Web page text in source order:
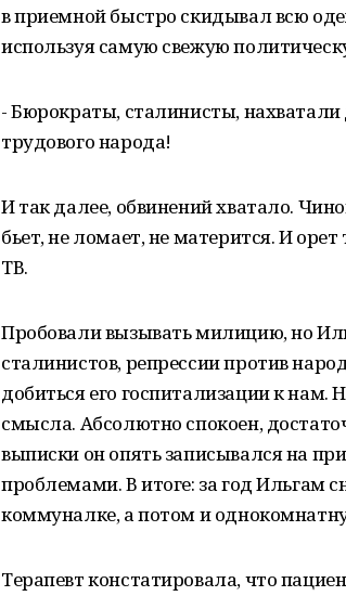
в приемной быстро скидывал всю
используя самую свежую
- Бюрократы, сталинисты,
трудового народа!
И так далее, обвинений хватало.
бьет, не ломает, не матерится. И
ТВ.
Пробовали вызывать милицию, но
сталинистов, репрессии против
добиться его госпитализации к нам.
смысла. Абсолютно спокоен,
выписки он опять записывался на
проблемами. В итоге: за год Ильгам
коммуналке, а потом и
Терапевт констатировала, что